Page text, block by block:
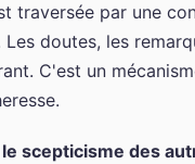
traversée par une
doutes, les
C'est un
le scepticisme des